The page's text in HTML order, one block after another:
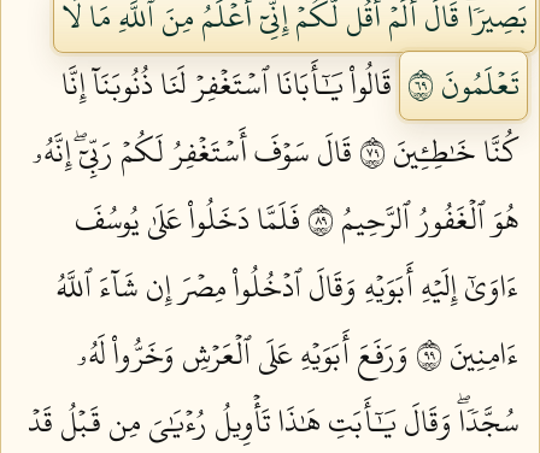
بَصِيرٗاۖ قَالَ أَلَمۡ أَقُل لَّكُمۡ إِنِّيٓ أَعۡلَمُ مِنَ ٱللَّهِ مَا لَا
تَعۡلَمُونَ ٩٦
قَالُواْ يَٰٓأَبَانَا ٱسۡتَغۡفِرۡ لَنَا ذُنُوبَنَآ إِنَّا
كُنَّا خَٰطِـِٔينَ ٩٧
قَالَ سَوۡفَ أَسۡتَغۡفِرُ لَكُمۡ رَبِّيٓۖ إِنَّهُۥ
هُوَ ٱلۡغَفُورُ ٱلرَّحِيمُ ٩٨
فَلَمَّا دَخَلُواْ عَلَىٰ يُوسُفَ
ءَاوَىٰٓ إِلَيۡهِ أَبَوَيۡهِ وَقَالَ ٱدۡخُلُواْ مِصۡرَ إِن شَآءَ ٱللَّهُ
ءَامِنِينَ ٩٩
وَرَفَعَ أَبَوَيۡهِ عَلَى ٱلۡعَرۡشِ وَخَرُّواْ لَهُۥ
سُجَّدٗاۖ وَقَالَ يَٰٓأَبَتِ هَٰذَا تَأۡوِيلُ رُءۡيَٰيَ مِن قَبۡلُ قَدۡ